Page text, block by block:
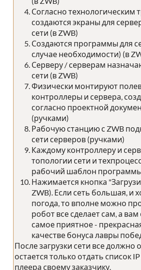
Согласно технологическим
создаются экраны для
сети (в ZWB)
Создаются программы для
случае необходимости) (в
Серверу / серверам
сети (в ZWB)
Физически монтируют
контроллеры и сервера,
согласно проектной
(ручками)
Рабочую станцию с ZWB
сети серверов (ручками)
Каждому контроллеру и
топологии сети и
рабочий шаблон программы
Нажимается кнопка
ZWB). Если сеть большая, и
погода, то вполне можно
робот все сделает сам, а вам
самое приятное -
качестве бонуса лавры
После загрузки сети все должно
остается только отдать список
плеера своему заказчику.